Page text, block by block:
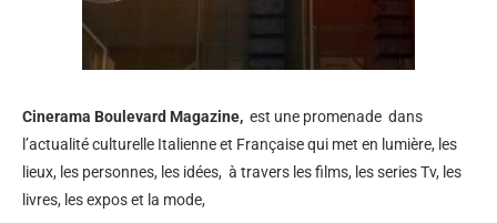
Cinerama Boulevard Magazine, est une promenade dans
l’actualité culturelle Italienne et Française qui met en lumière, les
lieux, les personnes, les idées, à travers les films, les series Tv, les
livres, les expos et la mode,